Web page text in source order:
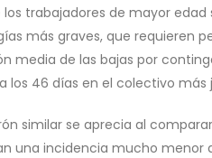
los trabajadores de mayor
más graves, que requieren
media de las bajas por
los 46 días en el colectivo más
similar se aprecia al
una incidencia mucho menor